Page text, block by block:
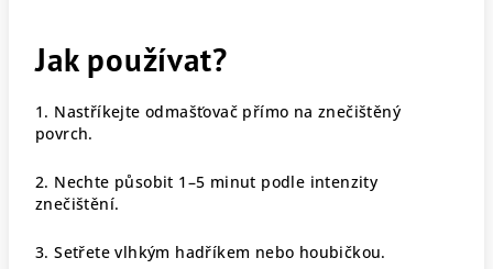
Jak používat?
1. Nastříkejte odmašťovač přímo na znečištěný
povrch.
2. Nechte působit 1–5 minut podle intenzity
znečištění.
3. Setřete vlhkým hadříkem nebo houbičkou.